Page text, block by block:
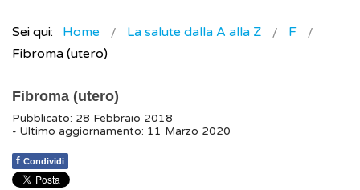
Sei qui: Home La salute dalla A alla Z
F
Fibroma (utero)
Fibroma (utero)
Pubblicato: 28 Febbraio 2018
- Ultimo aggiornamento: 11 Marzo 2020
f Condividi